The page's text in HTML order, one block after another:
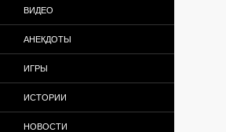
ВИДЕО
АНЕКДОТЫ
ИГРЫ
ИСТОРИИ
НОВОСТИ